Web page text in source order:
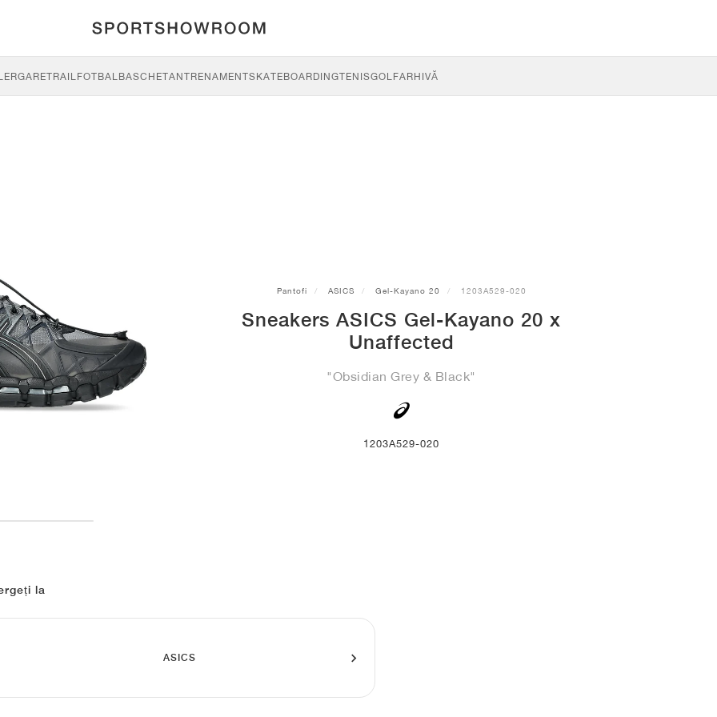
TRAILFOTBALBASCHETANTRENAMENTSKATEBOARDINGTENISGOLFARHIVĂ
Pantofi ASICS Gel-Kayano 20 1203A529-020
Sneakers ASICS Gel-Kayano 20 x
Unaffected
"Obsidian Grey & Black"
1203A529-020
la
ASICS